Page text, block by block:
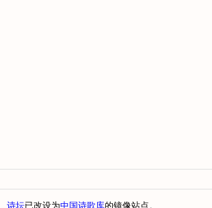
诗坛已改设为中国诗歌库的镜像站点。